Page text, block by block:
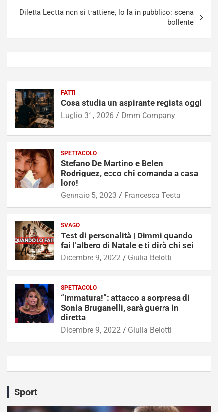
Diletta Leotta non si trattiene, lo fa in pubblico: scena
bollente
FATTI
Cosa studia un aspirante regista oggi
Luglio 31, 2026 Dmm Company
SPETTACOLO
Stefano De Martino e Belen
Rodriguez, ecco chi comanda a casa
loro!
Gennaio 5, 2023 Francesca Testa
SVAGO
Test di personalità | Dimmi quando
fai l’albero di Natale e ti dirò chi sei
Dicembre 9, 2022 Giulia Belotti
SPETTACOLO
“Immatura!”: attacco a sorpresa di
Sonia Bruganelli, sarà guerra in
diretta
Dicembre 9, 2022 Giulia Belotti
Sport